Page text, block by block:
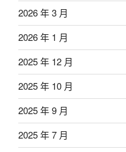
2026 年 3 月
2026 年 1 月
2025 年 12 月
2025 年 10 月
2025 年 9 月
2025 年 7 月